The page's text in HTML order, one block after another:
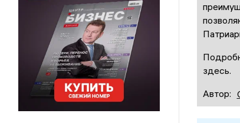
здесь.
Автор: